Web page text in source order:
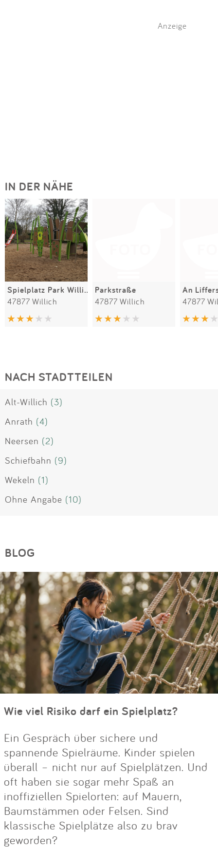
Anzeige
IN DER NÄHE
Spielplatz Park Willich
47877 Willich
Parkstraße
47877 Willich
An
47877
NACH STADTTEILEN
Alt-Willich (3)
Anrath (4)
Neersen (2)
Schiefbahn (9)
Wekeln (1)
Ohne Angabe (10)
BLOG
Wie viel Risiko darf ein Spielplatz?
Ein Gespräch über sichere und
spannende Spielräume. Kinder spielen
überall – nicht nur auf Spielplätzen. Und
oft haben sie sogar mehr Spaß an
inoffiziellen Spielorten: auf Mauern,
Baumstämmen oder Felsen. Sind
klassische Spielplätze also zu brav
geworden?